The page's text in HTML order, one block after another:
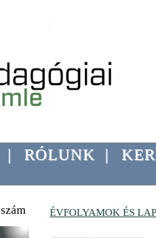
| RÓLUNK |
ÉVFOLYAMOK ÉS